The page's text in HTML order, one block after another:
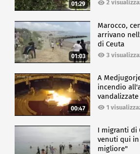
01:29 2
01:03
Marocco,
arrivano
di Ceuta
3
00:47
A
incendio
vandalizzate
1
I migranti di
venuti qui
migliore"